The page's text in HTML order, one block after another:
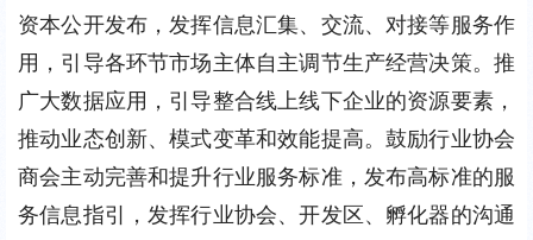
资本公开发布，发挥信息汇集、交流、对接等服务作
用，引导各环节市场主体自主调节生产经营决策。推
广大数据应用，引导整合线上线下企业的资源要素，
推动业态创新、模式变革和效能提高。鼓励行业协会
商会主动完善和提升行业服务标准，发布高标准的服
务信息指引，发挥行业协会、开发区、孵化器的沟通